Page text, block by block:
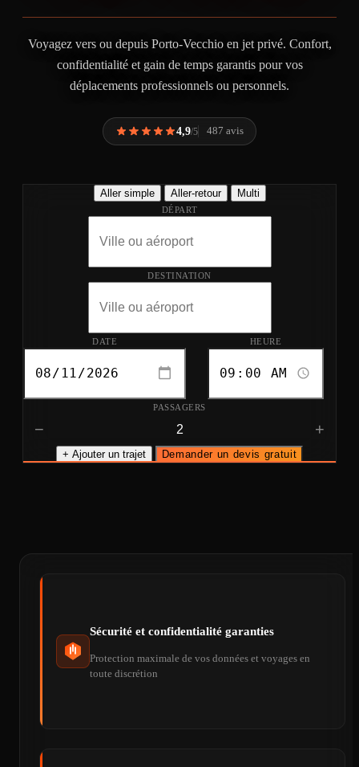
Voyagez vers ou depuis Porto-Vecchio en jet privé. Confort,
confidentialité et gain de temps garantis pour vos
déplacements professionnels ou personnels.
4,9/5 487 avis
Aller simple Aller-retour Multi
DÉPART
DESTINATION
DATE HEURE
PASSAGERS
− +
+ Ajouter un trajet Demander un devis gratuit
Sécurité et confidentialité garanties
Protection maximale de vos données et voyages en
toute discrétion